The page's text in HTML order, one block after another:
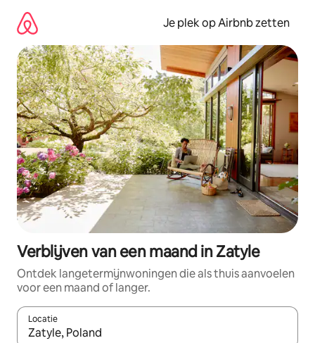
direct
naar
inhoud
Je plek op Airbnb zetten
Verblijven van een maand in Zatyle
Ontdek langetermijnwoningen die als thuis aanvoelen
voor een maand of langer.
Locatie
Wanneer er resultaten beschikbaar zijn, maak je een keuze